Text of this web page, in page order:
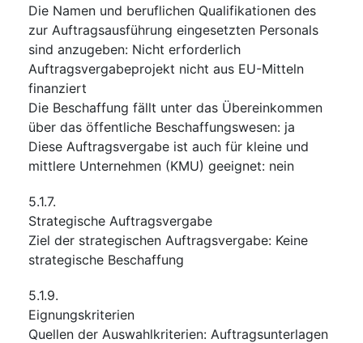
Die Namen und beruflichen Qualifikationen des
zur Auftragsausführung eingesetzten Personals
sind anzugeben: Nicht erforderlich
Auftragsvergabeprojekt nicht aus EU-Mitteln
finanziert
Die Beschaffung fällt unter das Übereinkommen
über das öffentliche Beschaffungswesen: ja
Diese Auftragsvergabe ist auch für kleine und
mittlere Unternehmen (KMU) geeignet: nein
5.1.7.
Strategische Auftragsvergabe
Ziel der strategischen Auftragsvergabe: Keine
strategische Beschaffung
5.1.9.
Eignungskriterien
Quellen der Auswahlkriterien: Auftragsunterlagen